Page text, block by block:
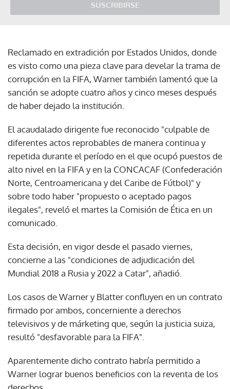
SUSCRIBIRSE
Reclamado en extradición por Estados Unidos, donde
es visto como una pieza clave para develar la trama de
corrupción en la FIFA, Warner también lamentó que la
sanción se adopte cuatro años y cinco meses después
de haber dejado la institución.
El acaudalado dirigente fue reconocido "culpable de
diferentes actos reprobables de manera continua y
repetida durante el período en el que ocupó puestos de
alto nivel en la FIFA y en la CONCACAF (Confederación
Norte, Centroamericana y del Caribe de Fútbol)" y
sobre todo haber "propuesto o aceptado pagos
ilegales", reveló el martes la Comisión de Ética en un
comunicado.
Esta decisión, en vigor desde el pasado viernes,
concierne a las "condiciones de adjudicación del
Mundial 2018 a Rusia y 2022 a Catar", añadió.
Los casos de Warner y Blatter confluyen en un contrato
firmado por ambos, concerniente a derechos
televisivos y de márketing que, según la justicia suiza,
resultó "desfavorable para la FIFA".
Aparentemente dicho contrato habría permitido a
Warner lograr buenos beneficios con la reventa de los